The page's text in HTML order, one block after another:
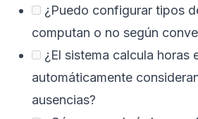
¿Puedo configurar tipos
computan o no según
¿El sistema calcula horas
automáticamente
ausencias?